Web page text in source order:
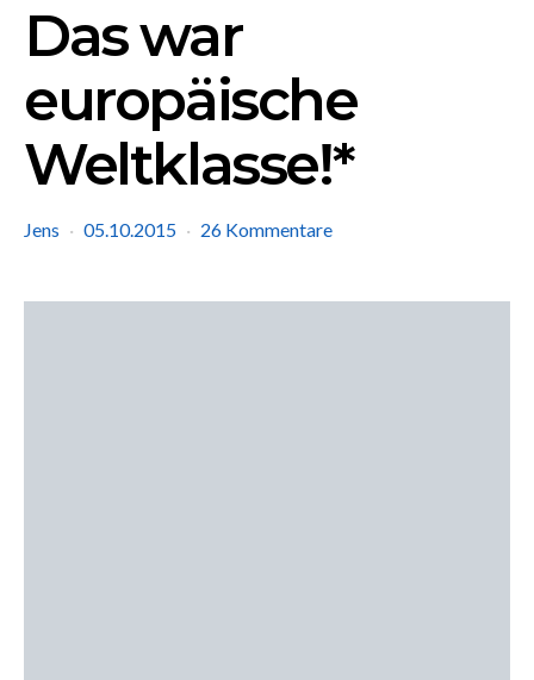
Das war
europäische
Weltklasse!*
Jens 05.10.2015 26 Kommentare